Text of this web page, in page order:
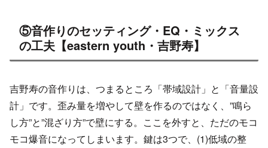
⑤音作りのセッティング・EQ・ミックス
の工夫【eastern youth・吉野寿】
吉野寿の音作りは、つまるところ「帯域設計」と「音量設
計」です。歪み量を増やして壁を作るのではなく、”鳴ら
し方”と”混ざり方”で壁にする。ここを外すと、ただのモコ
モコ爆音になってしまいます。鍵は3つで、(1)低域の整